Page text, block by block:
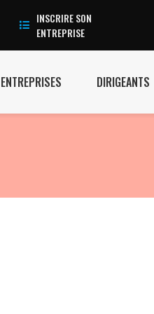
INSCRIRE SON
ENTREPRISE
ENTREPRISES DIRIGEANTS